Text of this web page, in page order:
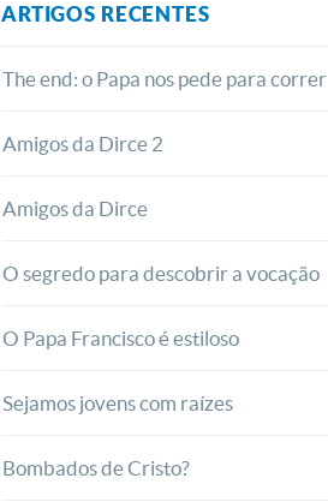
ARTIGOS RECENTES
The end: o Papa nos pede para correr
Amigos da Dirce 2
Amigos da Dirce
O segredo para descobrir a vocação
O Papa Francisco é estiloso
Sejamos jovens com raízes
Bombados de Cristo?